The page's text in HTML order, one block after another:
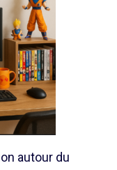
autour du